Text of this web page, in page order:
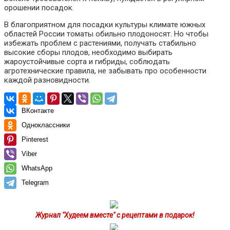
орошении посадок.
В благоприятном для посадки культуры климате южных
областей России томаты обильно плодоносят. Но чтобы
избежать проблем с растениями, получать стабильно
высокие сборы плодов, необходимо выбирать
жароустойчивые сорта и гибриды, соблюдать
агротехнические правила, не забывать про особенности
каждой разновидности.
ВКонтакте
Одноклассники
Pinterest
Viber
WhatsApp
Telegram
Журнал "Худеем вместе" с рецептами в подарок!